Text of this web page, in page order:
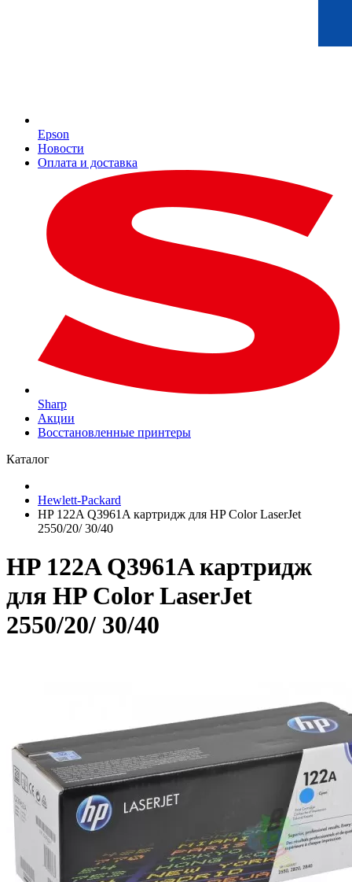
Epson
Новости
Оплата и доставка
Sharp
Акции
Восстановленные принтеры
Каталог
Hewlett-Packard
HP 122A Q3961A картридж для HP Color LaserJet
2550/20/ 30/40
HP 122A Q3961A картридж
для HP Color LaserJet
2550/20/ 30/40